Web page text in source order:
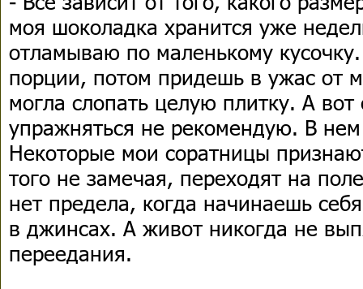
моя шоколадка хранится уже
отламываю по маленькому
порции, потом придешь в ужас от
могла слопать целую плитку. А
упражняться не рекомендую. В
Некоторые мои соратницы
того не замечая, переходят на
нет предела, когда начинаешь
в джинсах. А живот никогда не
переедания.